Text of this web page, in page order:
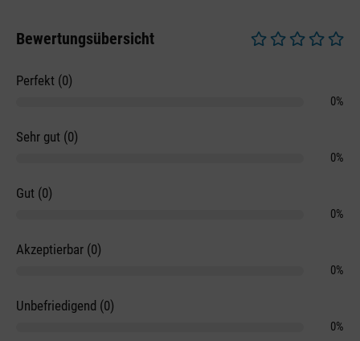
Bewertungsübersicht
Perfekt (0)
0%
Sehr gut (0)
0%
Gut (0)
0%
Akzeptierbar (0)
0%
Unbefriedigend (0)
0%